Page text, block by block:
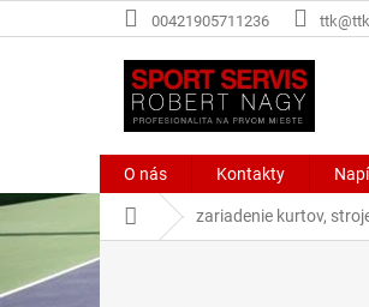
na
00421905711236
O nás Kontakty
Domovzariadenie kurtov,
B